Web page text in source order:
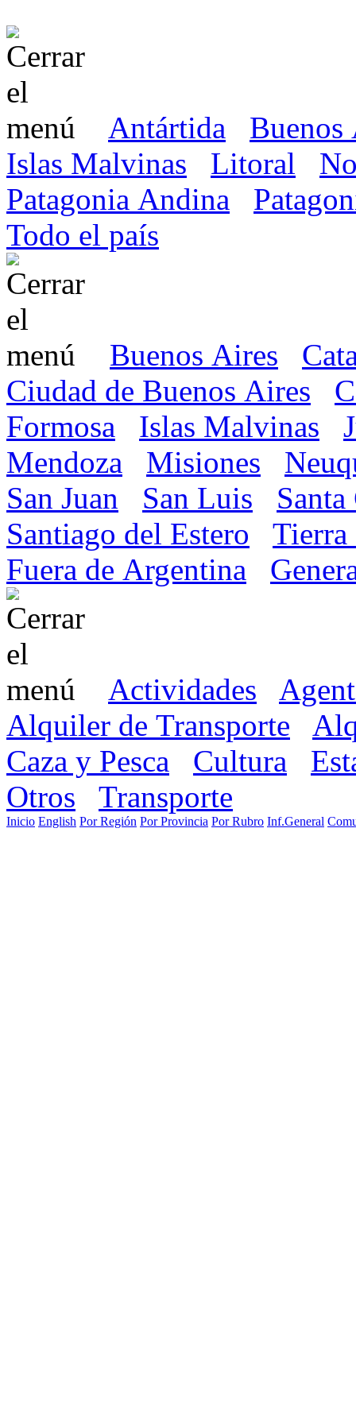
Antártida
Buenos
Islas Malvinas
Litoral
Patagonia Andina
Todo el país
Buenos Aires
Ciudad de Buenos Aires
Formosa
Islas Malvinas
Mendoza
Misiones
San Juan
San Luis
Santiago del Estero
Tierra
Fuera de Argentina
Actividades
Alquiler de Transporte
Caza y Pesca
Cultura
Otros
Transporte
Inicio English Por Región Por Provincia Por Rubro Inf.General